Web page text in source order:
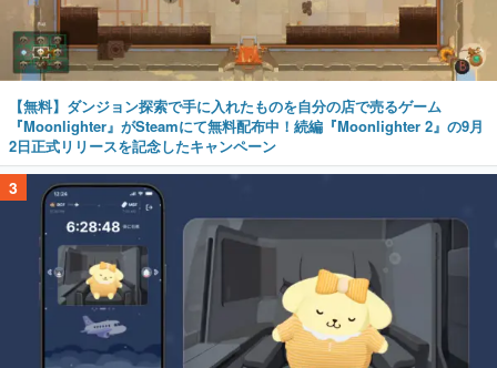
【無料】ダンジョン探索で手に入れたものを自分の店で売るゲーム
『Moonlighter』がSteamにて無料配布中！続編『Moonlighter 2』の9月
2日正式リリースを記念したキャンペーン
3